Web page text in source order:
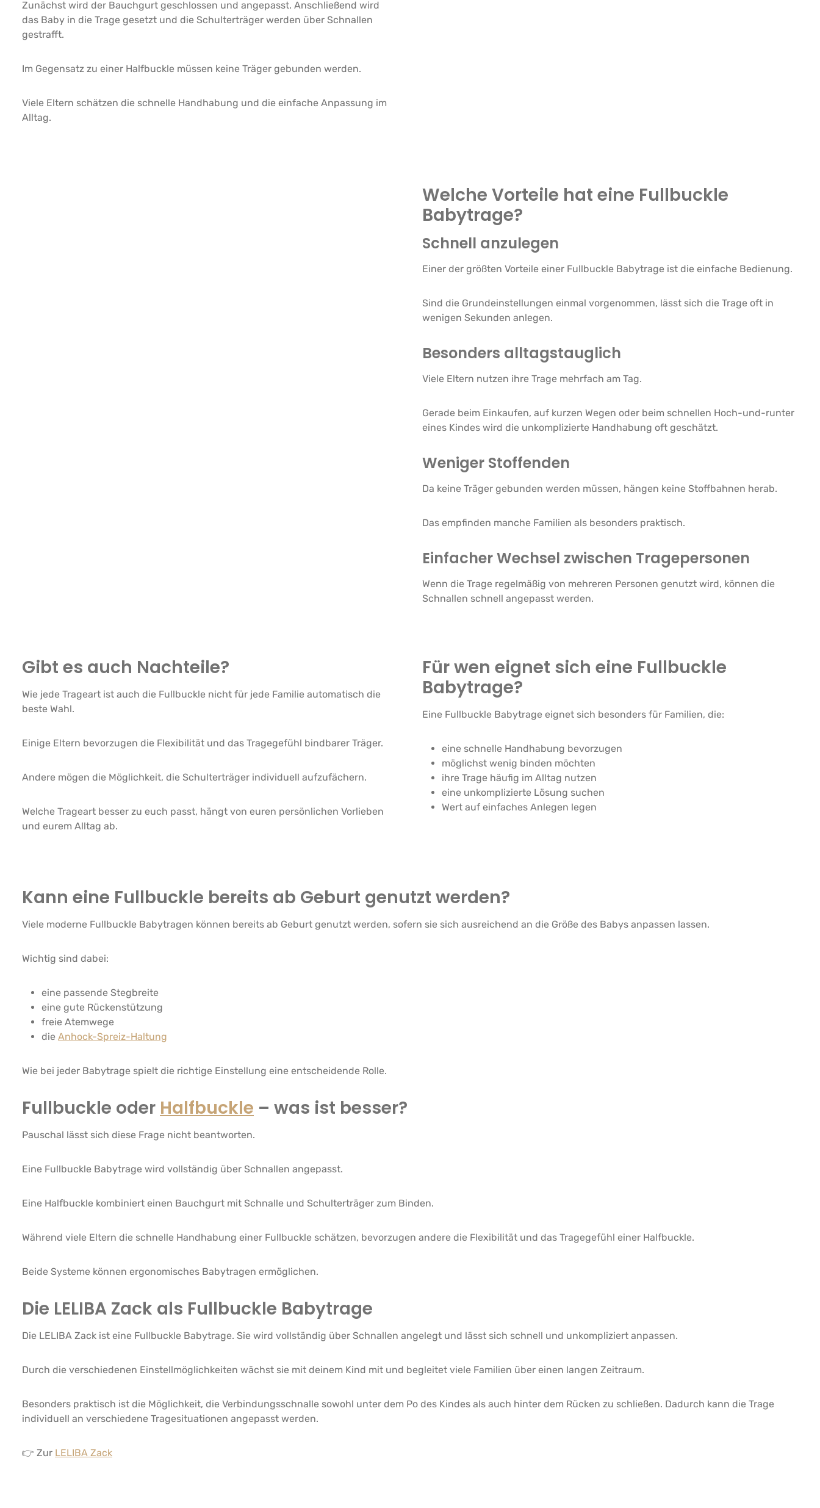
Zunächst wird der Bauchgurt geschlossen und angepasst. Anschließend wird
das Baby in die Trage gesetzt und die Schulterträger werden über Schnallen
gestrafft.
Im Gegensatz zu einer Halfbuckle müssen keine Träger gebunden werden.
Viele Eltern schätzen die schnelle Handhabung und die einfache Anpassung im
Alltag.
Welche Vorteile hat eine Fullbuckle
Babytrage?
Schnell anzulegen
Einer der größten Vorteile einer Fullbuckle Babytrage ist die einfache Bedienung.
Sind die Grundeinstellungen einmal vorgenommen, lässt sich die Trage oft in
wenigen Sekunden anlegen.
Besonders alltagstauglich
Viele Eltern nutzen ihre Trage mehrfach am Tag.
Gerade beim Einkaufen, auf kurzen Wegen oder beim schnellen Hoch-und-runter
eines Kindes wird die unkomplizierte Handhabung oft geschätzt.
Weniger Stoffenden
Da keine Träger gebunden werden müssen, hängen keine Stoffbahnen herab.
Das empfinden manche Familien als besonders praktisch.
Einfacher Wechsel zwischen Tragepersonen
Wenn die Trage regelmäßig von mehreren Personen genutzt wird, können die
Schnallen schnell angepasst werden.
Gibt es auch Nachteile?
Wie jede Trageart ist auch die Fullbuckle nicht für jede Familie automatisch die
beste Wahl.
Einige Eltern bevorzugen die Flexibilität und das Tragegefühl bindbarer Träger.
Andere mögen die Möglichkeit, die Schulterträger individuell aufzufächern.
Welche Trageart besser zu euch passt, hängt von euren persönlichen Vorlieben
und eurem Alltag ab.
Für wen eignet sich eine Fullbuckle
Babytrage?
Eine Fullbuckle Babytrage eignet sich besonders für Familien, die:
eine schnelle Handhabung bevorzugen
möglichst wenig binden möchten
ihre Trage häufig im Alltag nutzen
eine unkomplizierte Lösung suchen
Wert auf einfaches Anlegen legen
Kann eine Fullbuckle bereits ab Geburt genutzt werden?
Viele moderne Fullbuckle Babytragen können bereits ab Geburt genutzt werden, sofern sie sich ausreichend an die Größe des Babys anpassen lassen.
Wichtig sind dabei:
eine passende Stegbreite
eine gute Rückenstützung
freie Atemwege
die Anhock-Spreiz-Haltung
Wie bei jeder Babytrage spielt die richtige Einstellung eine entscheidende Rolle.
Fullbuckle oder Halfbuckle – was ist besser?
Pauschal lässt sich diese Frage nicht beantworten.
Eine Fullbuckle Babytrage wird vollständig über Schnallen angepasst.
Eine Halfbuckle kombiniert einen Bauchgurt mit Schnalle und Schulterträger zum Binden.
Während viele Eltern die schnelle Handhabung einer Fullbuckle schätzen, bevorzugen andere die Flexibilität und das Tragegefühl einer Halfbuckle.
Beide Systeme können ergonomisches Babytragen ermöglichen.
Die LELIBA Zack als Fullbuckle Babytrage
Die LELIBA Zack ist eine Fullbuckle Babytrage. Sie wird vollständig über Schnallen angelegt und lässt sich schnell und unkompliziert anpassen.
Durch die verschiedenen Einstellmöglichkeiten wächst sie mit deinem Kind mit und begleitet viele Familien über einen langen Zeitraum.
Besonders praktisch ist die Möglichkeit, die Verbindungsschnalle sowohl unter dem Po des Kindes als auch hinter dem Rücken zu schließen. Dadurch kann die Trage
individuell an verschiedene Tragesituationen angepasst werden.
👉 Zur LELIBA Zack